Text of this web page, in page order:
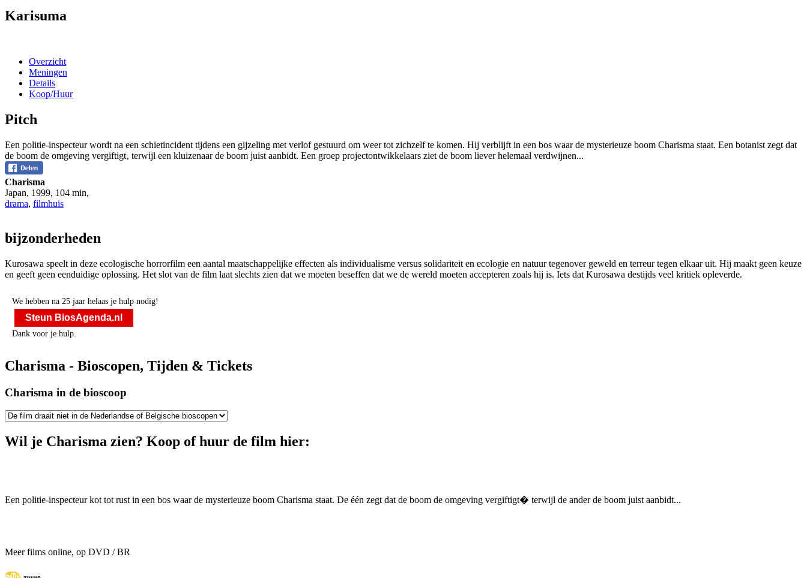
Karisuma
Overzicht
Meningen
Details
Koop/Huur
Pitch
Een politie-inspecteur wordt na een schietincident tijdens een gijzeling met verlof gestuurd om weer tot zichzelf te komen. Hij verblijft in een bos waar de mysterieuze boom Charisma staat. Een botanist zegt dat
de boom de omgeving vergiftigt‚ terwijl een kluizenaar de boom juist aanbidt. Een groep projectontwikkelaars ziet de boom liever helemaal verdwijnen...
Charisma
Japan, 1999, 104 min,
drama, filmhuis
bijzonderheden
Kurosawa speelt in deze ecologische horrorfilm een aantal maatschappelijke effecten als individualisme versus solidariteit en ecologie en natuur tegenover geweld en terreur tegen elkaar uit. Hij maakt geen keuze
en geeft geen eenduidige oplossing. Het slot van de film laat slechts zien dat we moeten beseffen dat we de wereld moeten accepteren zoals hij is. Iets dat Kurosawa destijds veel kritiek opleverde.
We hebben na 25 jaar helaas je hulp nodig!
Steun BiosAgenda.nl
Dank voor je hulp.
Charisma - Bioscopen, Tijden & Tickets
Charisma in de bioscoop
Wil je Charisma zien? Koop of huur de film hier:
Een politie-inspecteur kot tot rust in een bos waar de mysterieuze boom Charisma staat. De één zegt dat de boom de omgeving vergiftigt� terwijl de ander de boom juist aanbidt...
Meer films online, op DVD / BR